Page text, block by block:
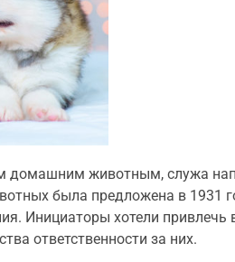
домашним животным, служа
была предложена в 1931
Инициаторы хотели
ответственности за них.